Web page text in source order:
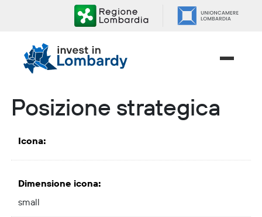
Posizione strategica
Icona:
Dimensione icona:
small